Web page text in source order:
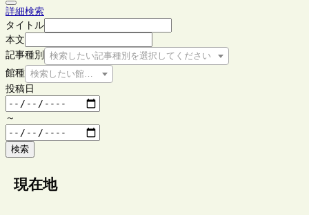
詳細検索
タイトル
本文
記事種別
検索したい記事種別を選択してください
館種 検索したい館種を選択してください
投稿日
～
検索
現在地